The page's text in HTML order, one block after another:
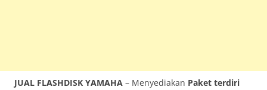
JUAL FLASHDISK YAMAHA – Menyediakan Paket terdiri